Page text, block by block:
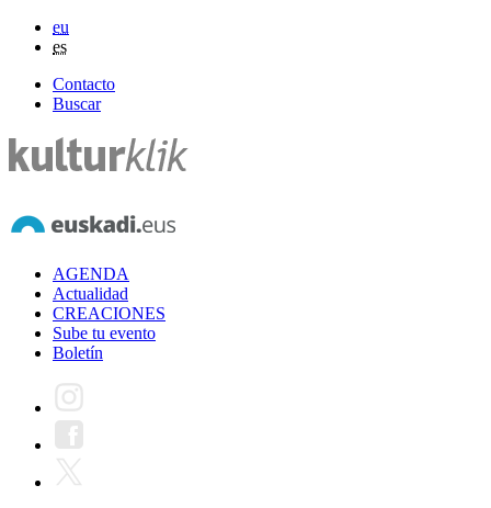
eu
es
Contacto
Buscar
AGENDA
Actualidad
CREACIONES
Sube tu evento
Boletín